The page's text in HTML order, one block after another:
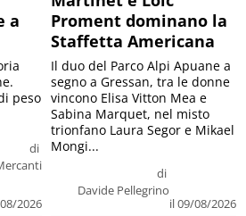
a
di
2026
peso
Proment dominano la
Staffetta Americana
di
Davide Pellegrino
il 09/08/2026
Il duo del Parco Alpi Apuane a
segno a Gressan, tra le donne
vincono Elisa Vitton Mea e
Sabina Marquet, nel misto
trionfano Laura Segor e Mikael
Mongi...